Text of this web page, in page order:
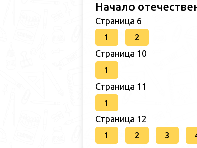
Начало
Страница 6
1 2
Страница 10
1
Страница 11
1
Страница 12
1 2 3